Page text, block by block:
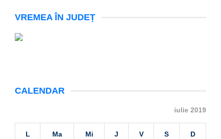
VREMEA ÎN JUDEȚ
CALENDAR
iulie 2019
L Ma Mi J V S D